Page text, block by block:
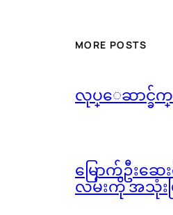
MORE POSTS
လုပ္ေဆာင္ခ်က္
မြောက်ဦးဆ
လမ်းကို အသုံး